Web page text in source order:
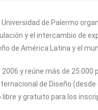
de Palermo
y el intercambio de
de América Latina y el
y reúne más de
de Diseño
y gratuito para los